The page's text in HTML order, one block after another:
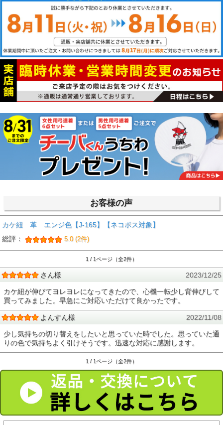
お客様の声
カケ紐 革 エンジ色【J-165】【ネコポス対象】
総評：
5.0 (2件)
1 / 1ページ（全2件）
さん様 2023/12/25
カケ紐が伸びてヨレヨレになってきたので、心機一転少し背伸びして
買ってみました。早急にご対応いただけて良かったです。
よんすん様 2022/11/08
少し気持ちの切り替えをしたいと思っていた時でした。思っていた通
りの色で気持ちよく引けそうです。迅速な対応に感謝します。
1 / 1ページ（全2件）